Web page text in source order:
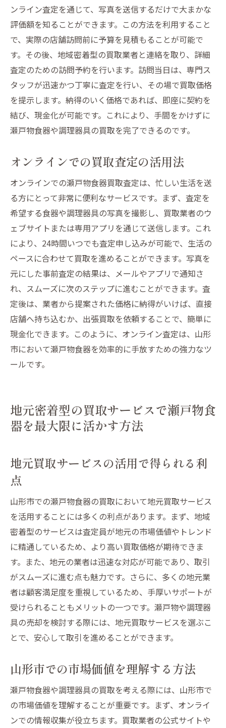
ンライン査定を通じて、写真を送信するだけで大まかな
評価額を知ることができます。この方法を利用すること
で、実際の店舗訪問前に予算を見積もることが可能で
す。その後、地域密着型の買取業者と連絡を取り、詳細
査定のための訪問予約を行います。訪問当日は、専門ス
タッフが迅速かつ丁寧に査定を行い、その場で買取価格
を提示します。納得のいく価格であれば、即座に契約を
結び、現金化が可能です。これにより、手間をかけずに
瀬戸物食器や調理器具の買取を完了できるのです。
オンラインでの買取査定の活用法
オンラインでの瀬戸物食器買取査定は、忙しい生活を送
る方にとって非常に便利なサービスです。まず、査定を
希望する食器や調理器具の写真を撮影し、買取業者のウ
ェブサイトまたは専用アプリを通じて送信します。これ
により、24時間いつでも査定申し込みが可能で、生活の
ペースに合わせて買取を進めることができます。写真を
元にした事前査定の結果は、メールやアプリで通知さ
れ、スムーズに次のステップに進むことができます。査
定後は、業者から提案された価格に納得がいけば、直接
店舗へ持ち込むか、出張買取を依頼することで、簡単に
現金化できます。このように、オンライン査定は、山形
市において瀬戸物食器を効率的に手放すための強力なツ
ールです。
地元密着型の買取サービスで瀬戸物食
器を最大限に活かす方法
地元買取サービスの活用で得られる利
点
山形市での瀬戸物食器の買取において地元買取サービス
を活用することには多くの利点があります。まず、地域
密着型のサービスは査定員が地元の市場価値やトレンド
に精通しているため、より高い買取価格が期待できま
す。また、地元の業者は迅速な対応が可能であり、取引
がスムーズに進む点も魅力です。さらに、多くの地元業
者は顧客満足度を重視しているため、手厚いサポートが
受けられることもメリットの一つです。瀬戸物や調理器
具の売却を検討する際には、地元買取サービスを選ぶこ
とで、安心して取引を進めることができます。
山形市での市場価値を理解する方法
瀬戸物食器や調理器具の買取を考える際には、山形市で
の市場価値を理解することが重要です。まず、オンライ
ンでの情報収集が役立ちます。買取業者の公式サイトや